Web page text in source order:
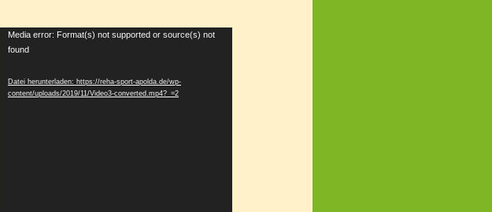
Video-
Player
Media error: Format(s) not supported or source(s) not
found
Datei herunterladen: https://reha-sport-apolda.de/wp-
content/uploads/2019/11/Video3-converted.mp4?_=2